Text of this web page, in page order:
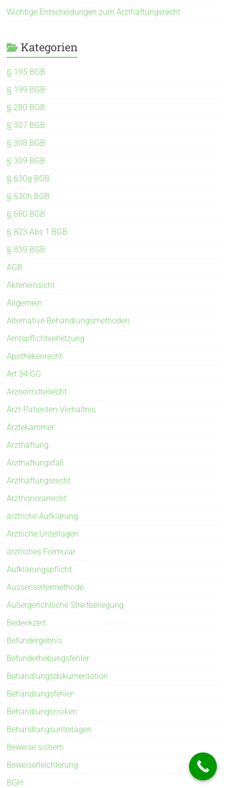
Wichtige Entscheidungen zum Arzthaftungsrecht
Kategorien
§ 195 BGB
§ 199 BGB
§ 280 BGB
§ 307 BGB
§ 308 BGB
§ 309 BGB
§ 630g BGB
§ 630h BGB
§ 680 BGB
§ 823 Abs 1 BGB
§ 839 BGB
AGB
Akteneinsicht
Allgemein
Alternative Behandlungsmethoden
Amtspflichtverletzung
Apothekenrecht
Art 34 GG
Arzneimittelrecht
Arzt-Patienten-Verhältnis
Ärztekammer
Arzthaftung
Arzthaftungsfall
Arzthaftungsrecht
Arzthonorarrecht
ärztliche Aufklärung
Ärztliche Unterlagen
ärztliches Formular
Aufklärungspflicht
Aussenseitermethode
Außergerichtliche Streitbeilegung
Bedenkzeit
Befundergebnis
Befunderhebungsfehler
Behandlungsdokumentation
Behandlungsfehler
Behandlungsrisiken
Behandlungsunterlagen
Beweise sichern
Beweiserleichterung
BGH